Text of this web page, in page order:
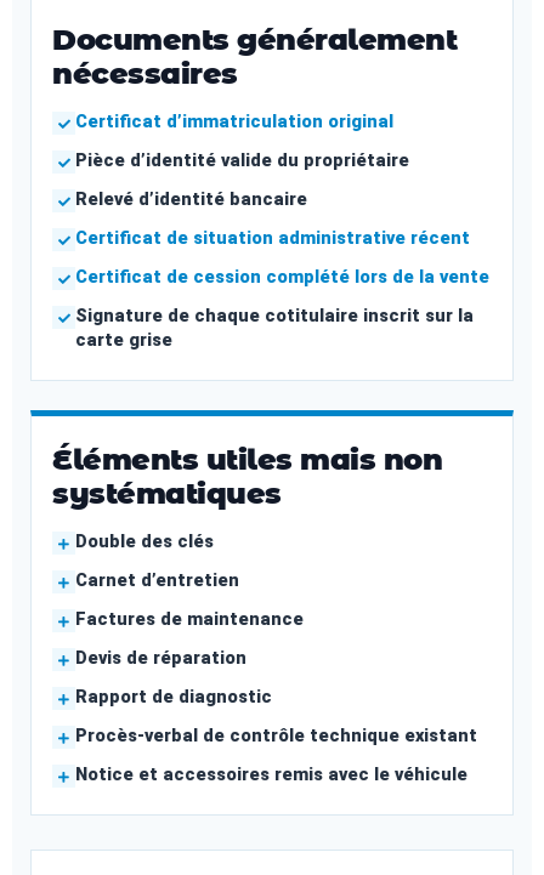
Documents généralement
nécessaires
Certificat d’immatriculation original
Pièce d’identité valide du propriétaire
Relevé d’identité bancaire
Certificat de situation administrative récent
Certificat de cession complété lors de la vente
Signature de chaque cotitulaire inscrit sur la
carte grise
Éléments utiles mais non
systématiques
Double des clés
Carnet d’entretien
Factures de maintenance
Devis de réparation
Rapport de diagnostic
Procès-verbal de contrôle technique existant
Notice et accessoires remis avec le véhicule